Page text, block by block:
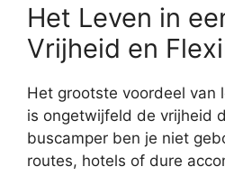
Het Leven in
Vrijheid en
Het grootste voordeel van
is ongetwijfeld de vrijheid
buscamper ben je niet
routes, hotels of dure